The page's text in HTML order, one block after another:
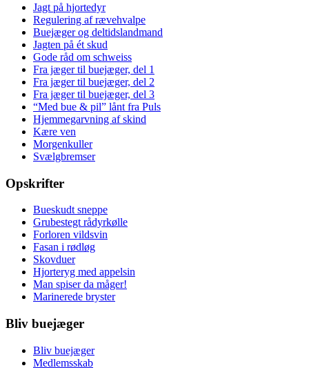
Jagt på hjortedyr
Regulering af rævehvalpe
Buejæger og deltidslandmand
Jagten på ét skud
Gode råd om schweiss
Fra jæger til buejæger, del 1
Fra jæger til buejæger, del 2
Fra jæger til buejæger, del 3
“Med bue & pil” lånt fra Puls
Hjemmegarvning af skind
Kære ven
Morgenkuller
Svælgbremser
Opskrifter
Bueskudt sneppe
Grubestegt rådyrkølle
Forloren vildsvin
Fasan i rødløg
Skovduer
Hjorteryg med appelsin
Man spiser da måger!
Marinerede bryster
Bliv buejæger
Bliv buejæger
Medlemsskab